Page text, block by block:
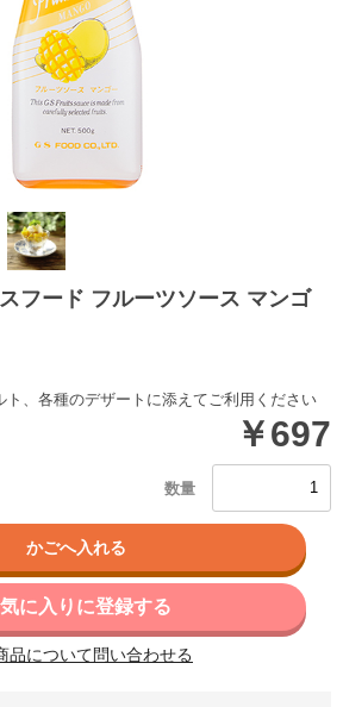
フード フルーツソース マンゴ
ト、各種のデザートに添えてご利用ください
￥697
に入りに登録する
品について問い合わせる